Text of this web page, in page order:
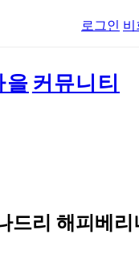
로그인 비
을 커뮤니티
리 해피베